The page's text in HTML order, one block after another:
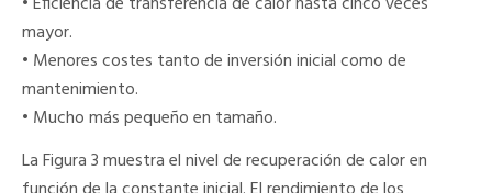
mayor.
• Menores costes tanto de inversión inicial como de
mantenimiento.
• Mucho más pequeño en tamaño.
La Figura 3 muestra el nivel de recuperación de calor en